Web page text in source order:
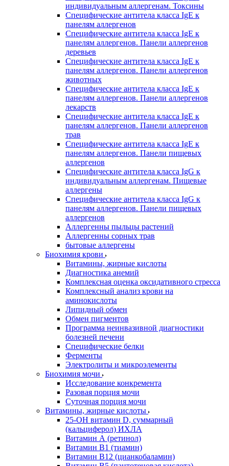
индивидуальным аллергенам. Токсины
Специфические антитела класса IgE к
панелям аллергенов
Специфические антитела класса IgE к
панелям аллергенов. Панели аллергенов
деревьев
Специфические антитела класса IgE к
панелям аллергенов. Панели аллергенов
животных
Специфические антитела класса IgE к
панелям аллергенов. Панели аллергенов
лекарств
Специфические антитела класса IgE к
панелям аллергенов. Панели аллергенов
трав
Специфические антитела класса IgE к
панелям аллергенов. Панели пищевых
аллергенов
Специфические антитела класса IgG к
индивидуальным аллергенам. Пищевые
аллергены
Специфические антитела класса IgG к
панелям аллергенов. Панели пищевых
аллергенов
Аллергенны пыльцы растений
Аллергенны сорных трав
бытовые аллергены
Биохимия крови
Витамины, жирные кислоты
Диагностика анемий
Комплексная оценка оксидативного стресса
Комплексный анализ крови на
аминокислоты
Липидный обмен
Обмен пигментов
Программа неинвазивной диагностики
болезней печени
Специфические белки
Ферменты
Электролиты и микроэлементы
Биохимия мочи
Исследование конкремента
Разовая порция мочи
Суточная порция мочи
Витамины, жирные кислоты
25-OH витамин D, суммарный
(кальциферол) ИХЛА
Витамин А (ретинол)
Витамин В1 (тиамин)
Витамин В12 (цианкобаламин)